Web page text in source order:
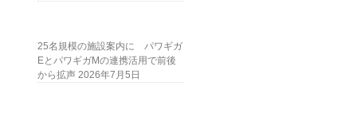
25名規模の施設案内に パワギガ
EとパワギガMの連携活用で前後
から拡声 2026年7月5日